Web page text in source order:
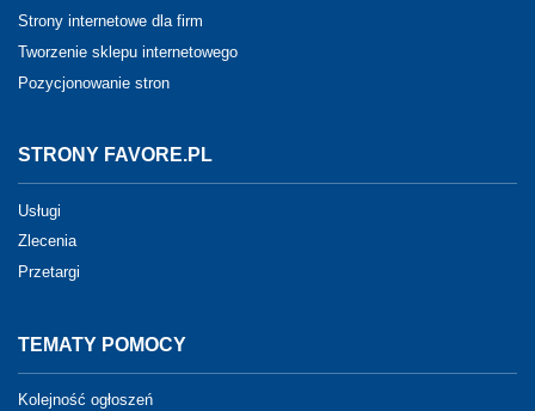
Strony internetowe dla firm
Tworzenie sklepu internetowego
Pozycjonowanie stron
STRONY FAVORE.PL
Usługi
Zlecenia
Przetargi
TEMATY POMOCY
Kolejność ogłoszeń